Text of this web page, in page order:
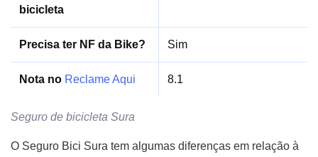
bicicleta
Precisa ter NF da Bike? Sim
Nota no Reclame Aqui 8.1
Seguro de bicicleta Sura
O Seguro Bici Sura tem algumas diferenças em relação à